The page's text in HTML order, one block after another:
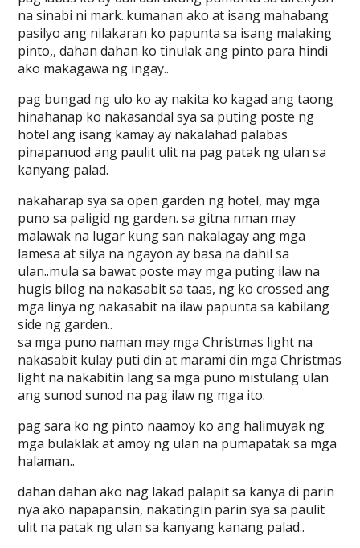
na sinabi ni mark..kumanan ako at isang mahabang
pasilyo ang nilakaran ko papunta sa isang malaking
pinto,, dahan dahan ko tinulak ang pinto para hindi
ako makagawa ng ingay..
pag bungad ng ulo ko ay nakita ko kagad ang taong
hinahanap ko nakasandal sya sa puting poste ng
hotel ang isang kamay ay nakalahad palabas
pinapanuod ang paulit ulit na pag patak ng ulan sa
kanyang palad.
nakaharap sya sa open garden ng hotel, may mga
puno sa paligid ng garden. sa gitna nman may
malawak na lugar kung san nakalagay ang mga
lamesa at silya na ngayon ay basa na dahil sa
ulan..mula sa bawat poste may mga puting ilaw na
hugis bilog na nakasabit sa taas, ng ko crossed ang
mga linya ng nakasabit na ilaw papunta sa kabilang
side ng garden..
sa mga puno naman may mga Christmas light na
nakasabit kulay puti din at marami din mga Christmas
light na nakabitin lang sa mga puno mistulang ulan
ang sunod sunod na pag ilaw ng mga ito.
pag sara ko ng pinto naamoy ko ang halimuyak ng
mga bulaklak at amoy ng ulan na pumapatak sa mga
halaman..
dahan dahan ako nag lakad palapit sa kanya di parin
nya ako napapansin, nakatingin parin sya sa paulit
ulit na patak ng ulan sa kanyang kanang palad..